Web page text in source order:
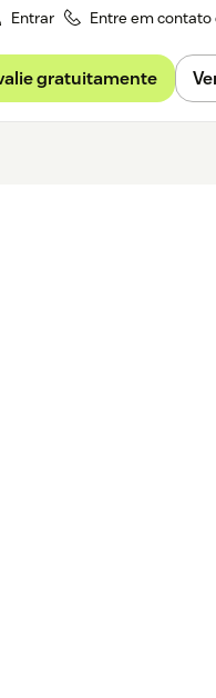
Entrar Entre em contato
gratuitamente